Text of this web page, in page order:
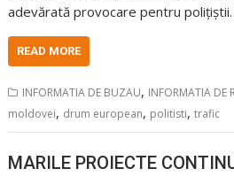
adevărată provocare pentru
READ MORE
INFORMATIA DE BUZAU, INFORMATIA DE
moldovei, drum european, politisti,trafic
MARILE PROIECTE